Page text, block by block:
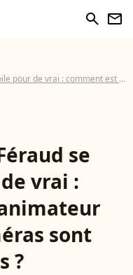
search newsletter
est l'animateur quand les caméras sont éteintes ?
se
vrai :
sont
?